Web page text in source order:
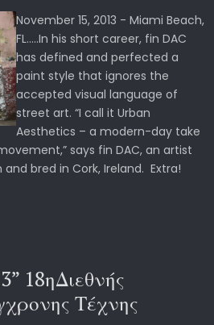
November 15, 2013 - Miami Beach,
FL.....In his short career, fin DAC
has defined and perfected a
paint style that ignores the
accepted visual language of
street art. “I call it Urban
Aesthetics – a modern-day take
says fin DAC, an artist
bred in Cork, Ireland. Extra!
18ηΔιεθνής
Τέχνης